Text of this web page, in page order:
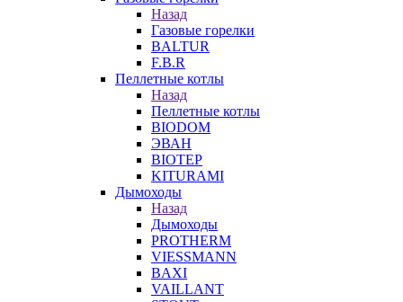
Назад
Газовые горелки
BALTUR
F.B.R
Пеллетные котлы
Назад
Пеллетные котлы
BIODOM
ЭВАН
BIOTEP
KITURAMI
Дымоходы
Назад
Дымоходы
PROTHERM
VIESSMANN
BAXI
VAILLANT